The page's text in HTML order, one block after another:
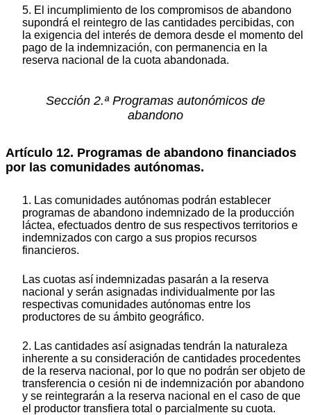
5. El incumplimiento de los compromisos de abandono
supondrá el reintegro de las cantidades percibidas, con
la exigencia del interés de demora desde el momento del
pago de la indemnización, con permanencia en la
reserva nacional de la cuota abandonada.
Sección 2.ª Programas autonómicos de
abandono
Artículo 12. Programas de abandono financiados
por las comunidades autónomas.
1. Las comunidades autónomas podrán establecer
programas de abandono indemnizado de la producción
láctea, efectuados dentro de sus respectivos territorios e
indemnizados con cargo a sus propios recursos
financieros.
Las cuotas así indemnizadas pasarán a la reserva
nacional y serán asignadas individualmente por las
respectivas comunidades autónomas entre los
productores de su ámbito geográfico.
2. Las cantidades así asignadas tendrán la naturaleza
inherente a su consideración de cantidades procedentes
de la reserva nacional, por lo que no podrán ser objeto de
transferencia o cesión ni de indemnización por abandono
y se reintegrarán a la reserva nacional en el caso de que
el productor transfiera total o parcialmente su cuota.